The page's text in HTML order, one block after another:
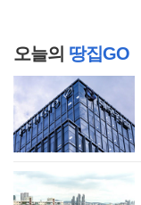
오늘의 땅집GO